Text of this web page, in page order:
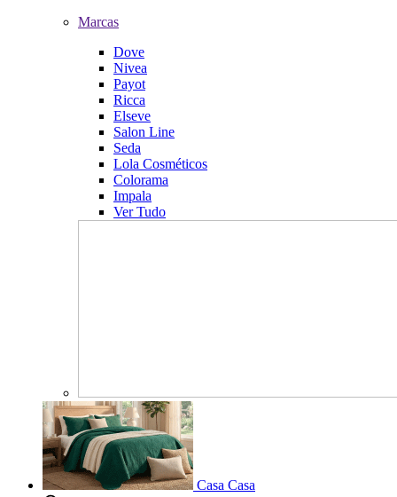
Marcas
Dove
Nivea
Payot
Ricca
Elseve
Salon Line
Seda
Lola Cosméticos
Colorama
Impala
Ver Tudo
Casa Casa